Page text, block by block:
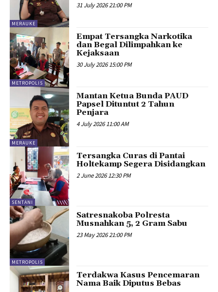
MERAUKE
31 July 2026 21:00 PM
METROPOLIS
Empat Tersangka Narkotika
dan Begal Dilimpahkan ke
Kejaksaan
30 July 2026 15:00 PM
MERAUKE
Mantan Ketua Bunda PAUD
Papsel Dituntut 2 Tahun
Penjara
4 July 2026 11:00 AM
SENTANI
Tersangka Curas di Pantai
Holtekamp Segera Disidangkan
2 June 2026 12:30 PM
METROPOLIS
Satresnakoba Polresta
Musnahkan 5, 2 Gram Sabu
23 May 2026 21:00 PM
Terdakwa Kasus Pencemaran
Nama Baik Diputus Bebas